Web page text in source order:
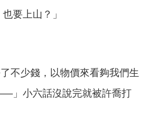
要上山？」
少錢，以物價來看夠我們生
」小六話沒說完就被許喬打